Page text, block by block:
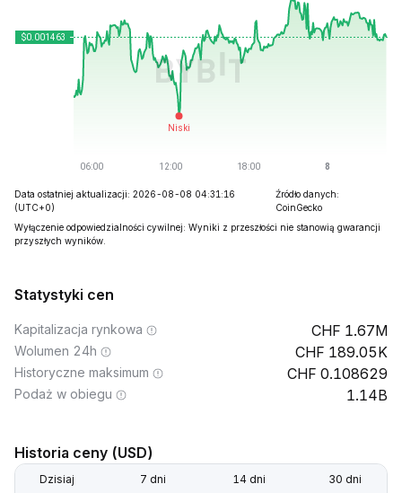
Data ostatniej aktualizacji: 2026-08-08 04:31:16
(UTC+0)
Źródło danych:
CoinGecko
Wyłączenie odpowiedzialności cywilnej: Wyniki z przeszłości nie stanowią gwarancji
przyszłych wyników.
Statystyki cen
Kapitalizacja rynkowa 1.67M
Wolumen 24h 189.05K
Historyczne maksimum 0.108629
Podaż w obiegu 1.14B
Historia ceny (USD)
Dzisiaj 7 dni 14 dni 30 dni